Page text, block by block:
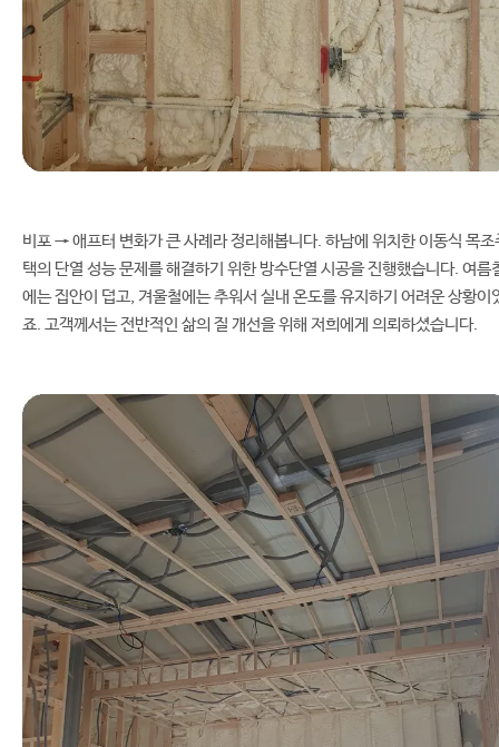
비포 → 애프터 변화가 큰 사례라 정리해봅니다. 하남에 위치한 이동식 목조
택의 단열 성능 문제를 해결하기 위한 방수단열 시공을 진행했습니다. 여름
에는 집안이 덥고, 겨울철에는 추워서 실내 온도를 유지하기 어려운 상황이
죠. 고객께서는 전반적인 삶의 질 개선을 위해 저희에게 의뢰하셨습니다.